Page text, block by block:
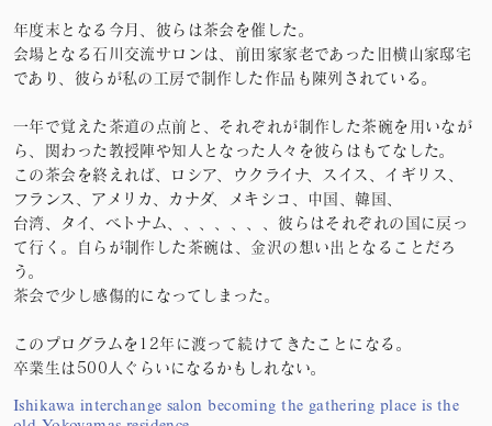
年度末となる今月、彼らは茶会を催した。
会場となる石川交流サロンは、前田家家老であった旧横山家邸宅
であり、彼らが私の工房で制作した作品も陳列されている。
一年で覚えた茶道の点前と、それぞれが制作した茶碗を用いなが
ら、関わった教授陣や知人となった人々を彼らはもてなした。
この茶会を終えれば、ロシア、ウクライナ、スイス、イギリス、
フランス、アメリカ、カナダ、メキシコ、中国、韓国、
台湾、タイ、ベトナム、、、、、、、彼らはそれぞれの国に戻っ
て行く。自らが制作した茶碗は、金沢の想い出となることだろ
う。
茶会で少し感傷的になってしまった。
このプログラムを12年に渡って続けてきたことになる。
卒業生は500人ぐらいになるかもしれない。
Ishikawa interchange salon becoming the gathering place is the